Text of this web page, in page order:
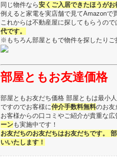
同じ物件なら安くご入居できたほうがお
例えると家電を実店舗で見てAmazonで
これからは不動産屋に探してもらうので
代です。
※もちろん部屋ともで物件を探したりご
部屋ともお友達価格
部屋ともお友だち価格 部屋ともは最小
ですのでお客様に仲介手数料無料のお友
お客様からの口コミやご紹介が貴重な
ーンも実施中です！
お友だちのお友だちはお友だちです。
いいたします！